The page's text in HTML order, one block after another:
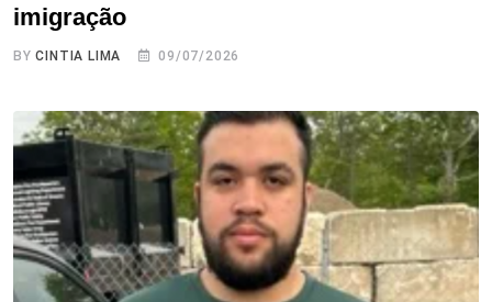
imigração
BYCINTIA LIMA 09/07/2026